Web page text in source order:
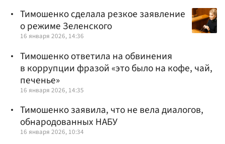
Тимошенко сделала резкое заявление
о режиме Зеленского
16 января 2026, 14:36
Тимошенко ответила на обвинения
в коррупции фразой «это было на кофе, чай,
печенье»
16 января 2026, 14:35
Тимошенко заявила, что не вела диалогов,
обнародованных НАБУ
16 января 2026, 10:34